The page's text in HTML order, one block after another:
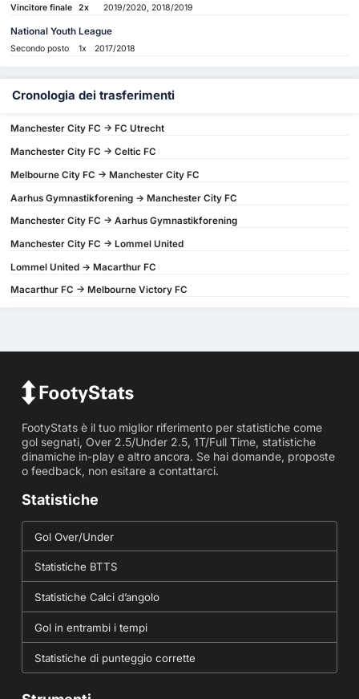
Vincitore finale 2x 2019/2020, 2018/2019
National Youth League
Secondo posto 1x 2017/2018
Cronologia dei trasferimenti
Manchester City FC -> FC Utrecht
Manchester City FC -> Celtic FC
Melbourne City FC -> Manchester City FC
Aarhus Gymnastikforening -> Manchester City FC
Manchester City FC -> Aarhus Gymnastikforening
Manchester City FC -> Lommel United
Lommel United -> Macarthur FC
Macarthur FC -> Melbourne Victory FC
FootyStats è il tuo miglior riferimento per statistiche come
gol segnati, Over 2.5/Under 2.5, 1T/Full Time, statistiche
dinamiche in-play e altro ancora. Se hai domande, proposte
o feedback, non esitare a contattarci.
Statistiche
Gol Over/Under
Statistiche BTTS
Statistiche Calci d’angolo
Gol in entrambi i tempi
Statistiche di punteggio corrette